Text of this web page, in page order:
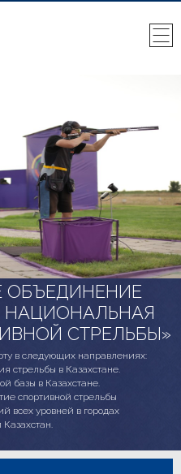
ОБЪЕДИНЕНИЕ
НАЦИОНАЛЬНАЯ
СТРЕЛЬБЫ»
в следующих направлениях:
стрельбы в Казахстане.
базы в Казахстане.
спортивной стрельбы
всех уровней в городах